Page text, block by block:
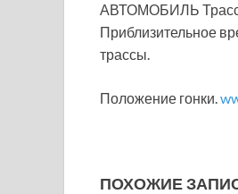
АВТОМОБИЛЬ
Приблизительное
трассы.
Положение гонки.
ПОХОЖИЕ